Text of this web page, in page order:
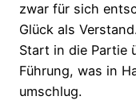
zwar für sich
Glück als
Start in die Partie
Führung, was in
umschlug.